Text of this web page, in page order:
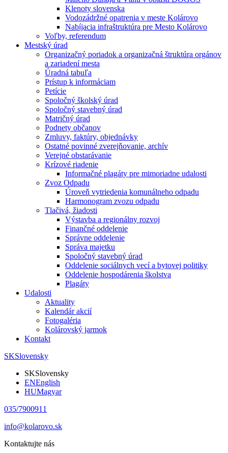
Klenoty slovenska
Vodozádržné opatrenia v meste Kolárovo
Nabíjacia infraštruktúra pre Mesto Kolárovo
Voľby, referendum
Mestský úrad
Organizačný poriadok a organizačná štruktúra orgánov
a zariadení mesta
Úradná tabuľa
Prístup k informáciam
Petície
Spoločný školský úrad
Spoločný stavebný úrad
Matričný úrad
Podnety občanov
Zmluvy, faktúry, objednávky
Ostatné povinné zverejňovanie, archív
Verejné obstarávanie
Krízové riadenie
Informačné plagáty pre mimoriadne udalosti
Zvoz Odpadu
Úroveň vytriedenia komunálneho odpadu
Harmonogram zvozu odpadu
Tlačivá, žiadosti
Výstavba a regionálny rozvoj
Finančné oddelenie
Správne oddelenie
Správa majetku
Spoločný stavebný úrad
Oddelenie sociálnych vecí a bytovej politiky
Oddelenie hospodárenia školstva
Plagáty
Udalosti
Aktuality
Kalendár akcií
Fotogaléria
Kolárovský jarmok
Kontakt
SKSlovensky
SKSlovensky
ENEnglish
HUMagyar
035/7900911
info@kolarovo.sk
Kontaktujte nás